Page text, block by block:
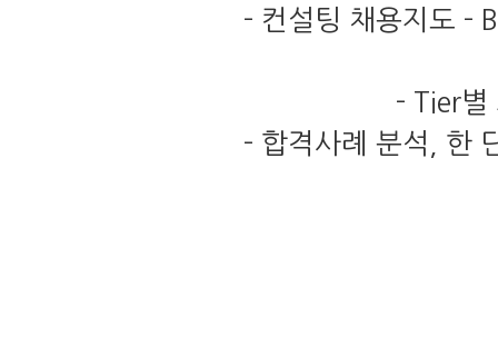
- 컨설팅 채용지도 -
- Tier별
- 합격사례 분석 한